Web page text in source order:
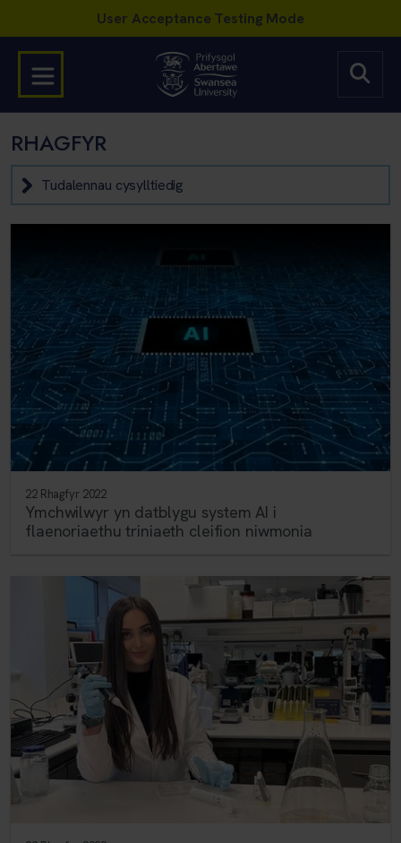
RHAGFYR
Tudalennau cysylltiedig
22 Rhagfyr 2022
Ymchwilwyr yn datblygu system AI i
flaenoriaethu triniaeth cleifion niwmonia